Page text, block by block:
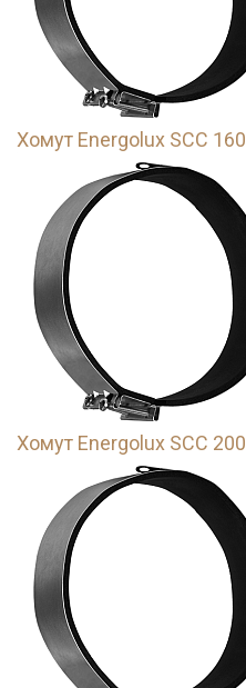
Хомут Energolux SCC 160
Хомут Energolux SCC 200